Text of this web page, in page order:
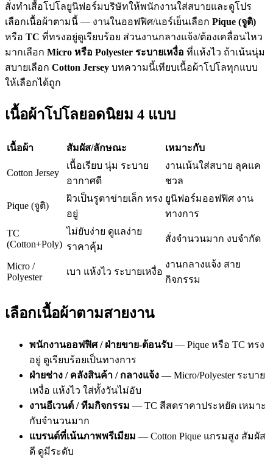
สั่งทำเสื้อโปโลยูนิฟอร์มบริษัทให้พนักงานใส่สบายและดูโปร
เลือกเนื้อผ้าตามนี้ — งานในออฟฟิศ/แอร์เย็นเลือก Pique (จูติ)
หรือ TC ที่ทรงอยู่ดูเรียบร้อย ส่วนงานกลางแจ้ง/ต้องเคลื่อนไหว
มากเลือก Micro หรือ Polyester ระบายเหงื่อ ที่แห้งไว ถ้าเน้นนุ่ม
สบายเลือก Cotton Jersey บทความนี้เทียบเนื้อผ้าโปโลทุกแบบ
ให้เลือกได้ถูก
เนื้อผ้าโปโลยอดนิยม 4 แบบ
เนื้อผ้า สัมผัส/ลักษณะ เหมาะกับ
Cotton Jersey
เนื้อเรียบ นุ่ม ระบาย
อากาศดี
งานเน้นใส่สบาย ลุคแค
ชวล
Pique (จูติ)
ผิวเป็นรูตาข่ายเล็ก ทรง
อยู่
ยูนิฟอร์มออฟฟิศ งาน
ทางการ
TC
(Cotton+Poly)
ไม่ยับง่าย ดูแลง่าย
ราคาคุ้ม
สั่งจำนวนมาก งบจำกัด
Micro /
Polyester
เบา แห้งไว ระบายเหงื่อ
งานกลางแจ้ง สาย
กิจกรรม
เลือกเนื้อผ้าตามสายงาน
พนักงานออฟฟิศ / ฝ่ายขาย-ต้อนรับ — Pique หรือ TC ทรง
อยู่ ดูเรียบร้อยเป็นทางการ
ฝ่ายช่าง / คลังสินค้า / กลางแจ้ง — Micro/Polyester ระบาย
เหงื่อ แห้งไว ใส่ทั้งวันไม่อับ
งานอีเวนต์ / ทีมกิจกรรม — TC สีสดราคาประหยัด เหมาะ
กับจำนวนมาก
แบรนด์ที่เน้นภาพพรีเมียม — Cotton Pique แกรมสูง สัมผัส
ดี ดูมีระดับ